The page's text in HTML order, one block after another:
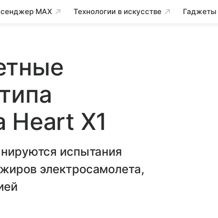
MAX Технологии в искусстве Гаджеты
Heart X1
испытания
электросамолета,